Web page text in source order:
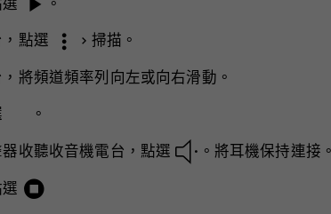
點選
more_vert > 掃描 。
將頻道頻率列向左或向右滑動。
。
收聽收音機電台，點選
。將耳機保持連接。